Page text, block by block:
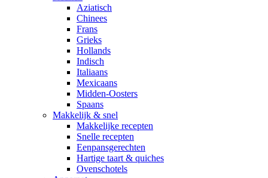
Aziatisch
Chinees
Frans
Grieks
Hollands
Indisch
Italiaans
Mexicaans
Midden-Oosters
Spaans
Makkelijk & snel
Makkelijke recepten
Snelle recepten
Eenpansgerechten
Hartige taart & quiches
Ovenschotels